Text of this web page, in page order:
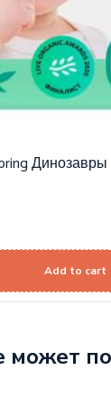
Динозавры
Add to cart
может